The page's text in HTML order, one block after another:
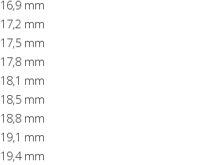
16,9 mm
17,2 mm
17,5 mm
17,8 mm
18,1 mm
18,5 mm
18,8 mm
19,1 mm
19,4 mm